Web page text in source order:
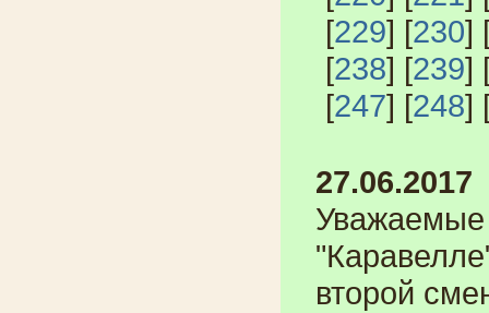
[229] [230]
[238] [239]
[247] [248]
27.06.2017
второй